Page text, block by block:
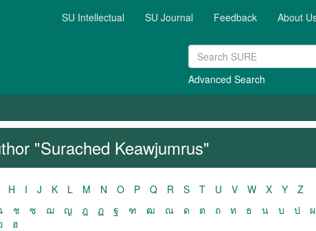
SU Intellectual SU Journal Feedback About
Advanced Search
"Surached Keawjumrus"
H I J K L M N O P Q R S T U V W X Y
Z
ช ซ ฌ ญ ฎ ฏ ฐ ฑ ฒ ณ ด ต ถ ท ธ น บ ป ผ
ฮ